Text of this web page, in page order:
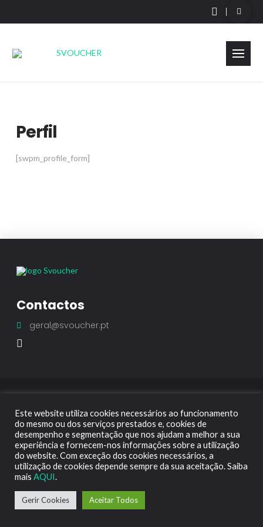
Perfil
[swpm_profile_form]
Contactos
geral@svoucher.pt
Termos & Condições Política de Cookies
© Copyright 2021 by SVOUCHER
Este website utiliza cookies necessários ao funcionamento
do mesmo ou dos serviços prestados e, cookies de
desempenho e segmentação que nos ajudam a melhor a sua
experiência e fornecem-nos informações sobre a utilização
do website. Com exceção dos cookies necessários, a
utilização de cookies depende sempre da sua aceitação. Saiba
mais AQUI.
Gerir Cookies Aceitar Todos